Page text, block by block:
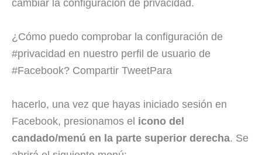
cambiar la configuración de privacidad.
¿Cómo puedo comprobar la configuración de
#privacidad en nuestro perfil de usuario de
#Facebook? Compartir TweetPara
hacerlo, una vez que hayas iniciado sesión en
Facebook, presionamos el icono del
candado/menú en la parte superior derecha. Se